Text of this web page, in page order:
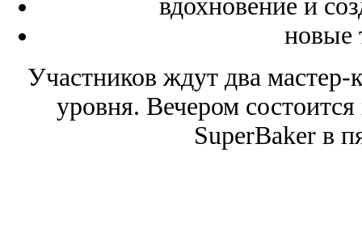
вдохновение и
новые
Участников ждут два мастер-
уровня. Вечером
SuperBaker в